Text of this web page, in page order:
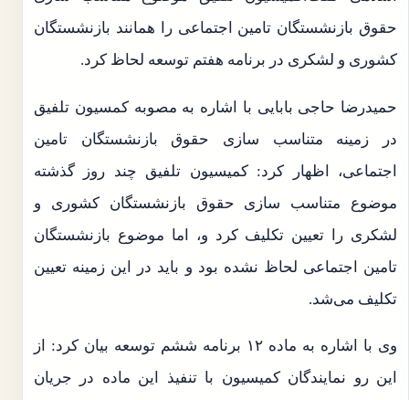
حقوق بازنشستگان تامین اجتماعی را همانند بازنشستگان
کشوری و لشکری در برنامه هفتم توسعه لحاظ کرد.
حمیدرضا حاجی بابایی با اشاره به مصوبه کمسیون تلفیق
در زمینه متناسب سازی حقوق بازنشستگان تامین
اجتماعی، اظهار کرد: کمیسیون تلفیق چند روز گذشته
موضوع متناسب سازی حقوق بازنشستگان کشوری و
لشکری را تعیین تکلیف کرد و، اما موضوع بازنشستگان
تامین اجتماعی لحاظ نشده بود و باید در این زمینه تعیین
تکلیف می‌شد.
وی با اشاره به ماده ۱۲ برنامه ششم توسعه بیان کرد: از
این رو نمایندگان کمیسیون با تنفیذ این ماده در جریان